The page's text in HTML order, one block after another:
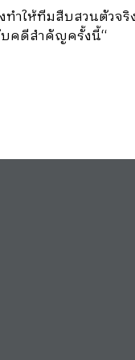
ำให้ทีมสืบสวนตัวจริ
บคดีสำคัญครั้งนี้“